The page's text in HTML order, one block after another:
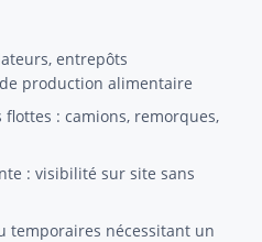
entrepôts
production alimentaire
: camions, remorques,
: visibilité sur site sans
temporaires nécessitant un